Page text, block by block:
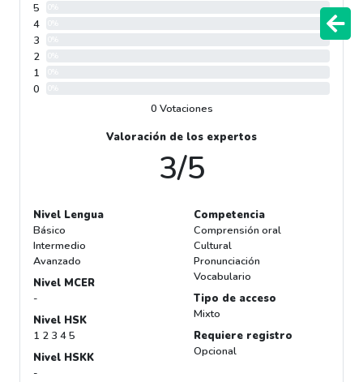
5
4
3
2
1
0
0 Votaciones
Valoración de los expertos
3/5
Nivel Lengua
Básico
Intermedio
Avanzado
Nivel MCER
-
Nivel HSK
1 2 3 4 5
Nivel HSKK
-
Competencia
Comprensión oral
Cultural
Pronunciación
Vocabulario
Tipo de acceso
Mixto
Requiere registro
Opcional